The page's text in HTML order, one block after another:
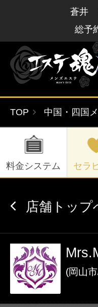
蒼井
総予
閲覧
ゲストさん
北海道・東北版
無料
ログ
夏の特集イ
激アツなお店を
TOP 中国・四国
料金システム セラ
店舗トップ
(岡山